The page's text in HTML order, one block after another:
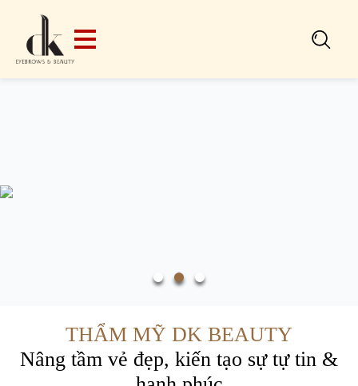
THẨM MỸ DK BEAUTY
Nâng tầm vẻ đẹp, kiến tạo sự tự tin &